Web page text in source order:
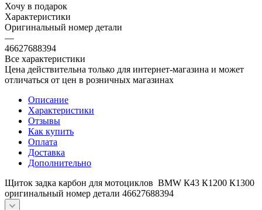
Хочу в подарок
Характеристики
Оригинальный номер детали
—
46627688394
Все характеристики
Цена действительна только для интернет-магазина и может
отличаться от цен в розничных магазинах
Описание
Характеристики
Отзывы
Как купить
Оплата
Доставка
Дополнительно
Щиток задка карбон для мотоциклов BMW К43 К1200 К1300
оригинальный номер детали 46627688394